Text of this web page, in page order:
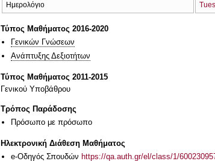
Ημερολόγιο
Τύπος Μαθήματος 2016-2020
Γενικών Γνώσεων
Ανάπτυξης Δεξιοτήτων
Τύπος Μαθήματος 2011-2015
Γενικού Υποβάθρου
Τρόπος Παράδοσης
Πρόσωπο με πρόσωπο
Ηλεκτρονική Διάθεση Μαθήματος
e-Οδηγός Σπουδών https://qa.auth.gr/el/class/1/